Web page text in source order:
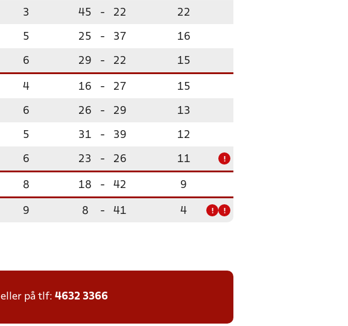
3 45 - 22 22
5 25 - 37 16
6 29 - 22 15
4 16 - 27 15
6 26 - 29 13
5 31 - 39 12
6 23 - 26 11 !
8 18 - 42 9
9 8 - 41 4 ! !
eller på tlf: 4632 3366